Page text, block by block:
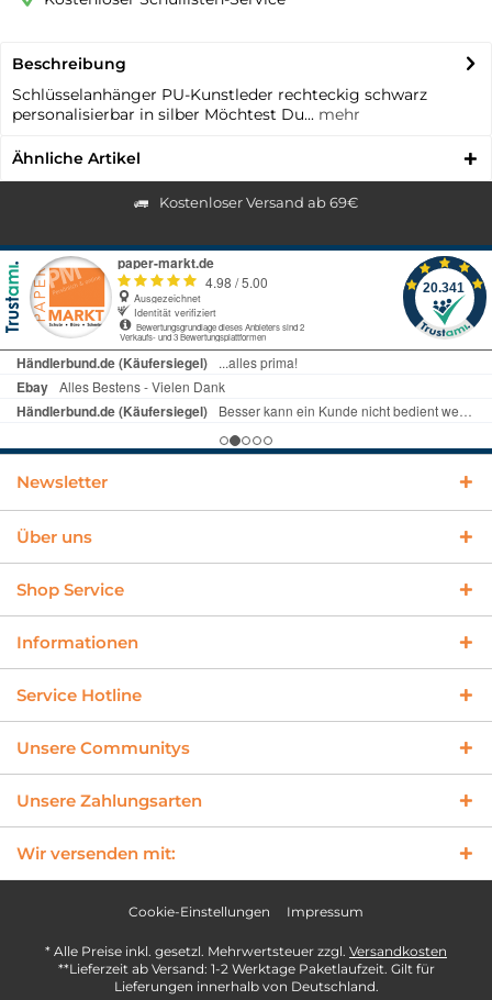
Beschreibung
Schlüsselanhänger PU-Kunstleder rechteckig schwarz
personalisierbar in silber Möchtest Du... mehr
Ähnliche Artikel
Kostenloser Versand ab 69€
Newsletter
Über uns
Shop Service
Informationen
Service Hotline
Unsere Communitys
Unsere Zahlungsarten
Wir versenden mit:
Cookie-Einstellungen Impressum
* Alle Preise inkl. gesetzl. Mehrwertsteuer zzgl. Versandkosten
**Lieferzeit ab Versand: 1-2 Werktage Paketlaufzeit. Gilt für
Lieferungen innerhalb von Deutschland.